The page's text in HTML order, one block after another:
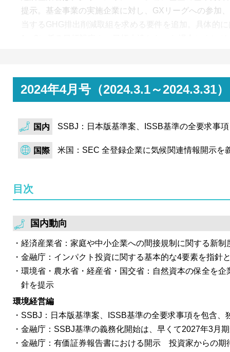
提示。基金事業の実施企業に対し、GXリーグへの参加
当するGHG排出削減取組を求める要件を追加。具体的
加え、産業競争力、経済安保、地方創成にも資する、循
という位置付け。資源循環のための事業者間連携や循
期待が大きいことが窺える。
環境省は、2022年度のGHG排出・吸収量の確報値を公
の10億8,500万トン（CO2換算）となり、2013年度以降
（2013年度総排出量比▲46％）に向けて、順調な減少
MRV方法論の案を提示。クレジット創出を行うために
電力広域的運営推進機関は第1回長期脱炭素電源オーク
公表。脱炭素電源は401.0万kW、LNG専焼火力は575.6
電源のうち、蓄電池は募集量の4倍以上の応札が集まっ
光・風力発電は応札がゼロとなった。
2024年4月号（2024.3.1～2024.3.31
国内 SSBJ：日本版基準案、ISSB基準の全要求事
国際 米国：SEC 全登録企業に気候関連情報開示を
目次
国内動向
経済産業省：家庭や中小企業への間接規制に関する新制
金融庁：インパクト投資に関する基本的な4要素を指針
環境省・農水省・経産省・国交省：自然資本の保全を企
針を提示
環境経営編
SSBJ：日本版基準案、ISSB基準の全要求事項を包含、
金融庁：SSBJ基準の義務化開始は、早くて2027年3月
金融庁：有価証券報告書における開示 投資家からの期